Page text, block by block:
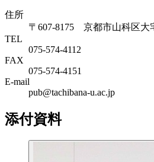
住所
〒607-8175 京都市山科区大
TEL
075-574-4112
FAX
075-574-4151
E-mail
pub@tachibana-u.ac.jp
添付資料